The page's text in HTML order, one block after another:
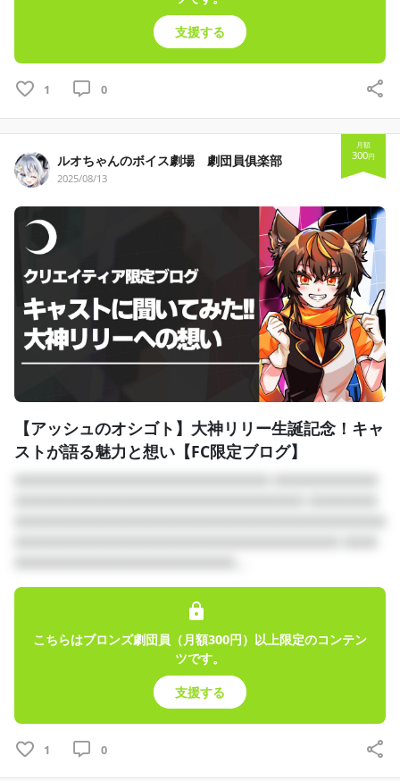
支援する
1 0
ルオちゃんのボイス劇場 劇団員俱楽部
2025/08/13
月額
300円
【アッシュのオシゴト】大神リリー生誕記念！キャ
ストが語る魅力と想い【FC限定ブログ】
こちらはブロンズ劇団員（月額300円）以上限定のコンテン
ツです。
支援する
1 0